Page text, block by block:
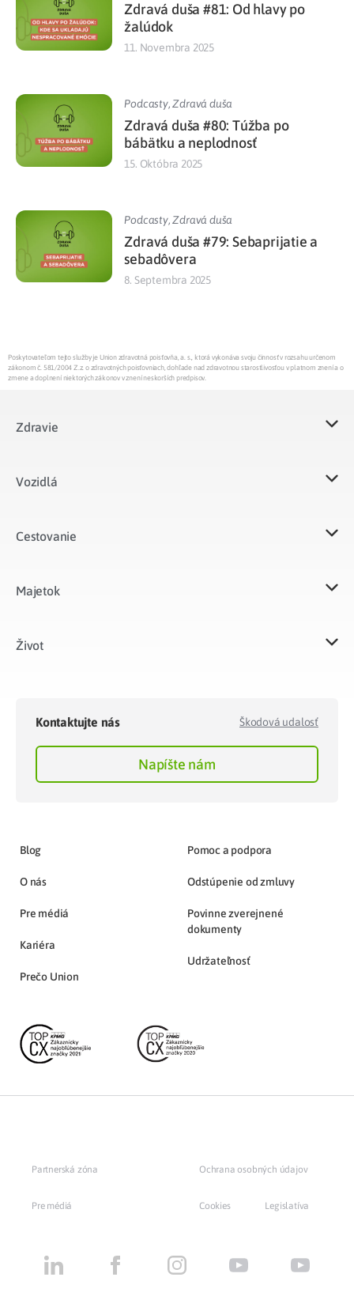
Zdravá duša #81: Od hlavy po
žalúdok
11. Novembra 2025
Podcasty,Zdravá duša
Zdravá duša #80: Túžba po
bábätku a neplodnosť
15. Októbra 2025
Podcasty,Zdravá duša
Zdravá duša #79: Sebaprijatie a
sebadôvera
8. Septembra 2025
Poskytovateľom tejto služby je Union zdravotná poisťovňa, a. s., ktorá vykonáva svoju činnosť v rozsahu určenom
zákonom č. 581/2004 Z.z. o zdravotných poisťovniach, dohľade nad zdravotnou starostlivosťou v platnom znení a o
zmene a doplnení niektorých zákonov v znení neskorších predpisov.
Zdravie
Vozidlá​
Cestovanie
Majetok​
Život​
Kontaktujte nás Škodová udalosť
Napíšte nám
Blog
O nás
Pre médiá
Kariéra
Prečo Union
Pomoc a podpora
Odstúpenie od zmluvy
Povinne zverejnené
dokumenty
Udržateľnosť
Partnerská zóna
Pre médiá
Ochrana osobných údajov
Cookies Legislatíva